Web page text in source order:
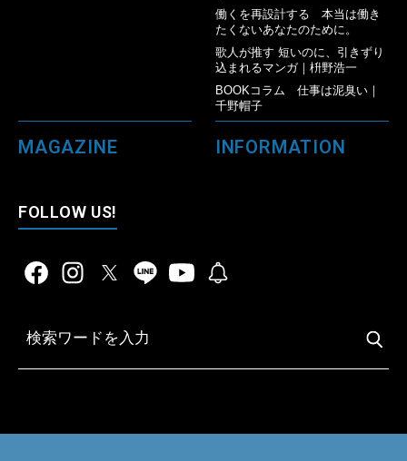
働くを再設計する 本当は働き
たくないあなたのために。
歌人が推す 短いのに、引きずり
込まれるマンガ｜枡野浩一
BOOKコラム 仕事は泥臭い｜
千野帽子
MAGAZINE INFORMATION
FOLLOW US!